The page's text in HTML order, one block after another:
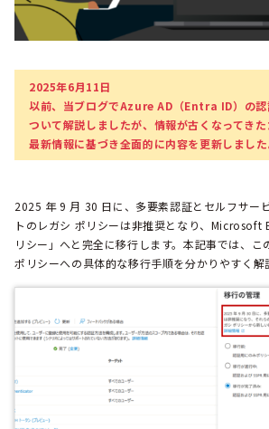
2025年6月11日
以前、当ブログでAzure AD（Entra ID）の認
ついて解説しましたが、情報が古くなってき
最新情報に基づき全面的に内容を更新しました
2025 年 9 月 30 日に、多要素認証とセルフサー
トのレガシ ポリシーは非推奨となり、Microsoft
リシー」へと完全に移行します。本記事では、
ポリシーへの具体的な移行手順を分かりやすく解